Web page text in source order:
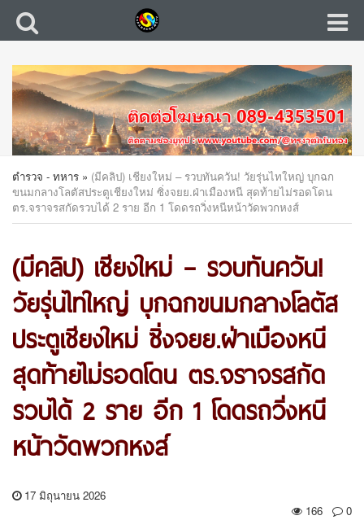
ตำรวจ - ทหาร » (มีคลิป) เชียงใหม่ – รวบทันควัน! วัยรุ่นไทใหญ่ บุกฉก
ขนมกลางโลตัสประตูเชียงใหม่ ซิ่งจยย.ฝ่าเมืองหนี สุดท้ายไม่รอดโดน
ตร.จราจรสกัดรวบได้ 2 ราย อีก 1 โดดรถวิ่งหนีหน้าวัดพวกหงส์
(มีคลิป) เชียงใหม่ – รวบทันควัน!
วัยรุ่นไทใหญ่ บุกฉกขนมกลางโลตัส
ประตูเชียงใหม่ ซิ่งจยย.ฝ่าเมืองหนี
สุดท้ายไม่รอดโดน ตร.จราจรสกัด
รวบได้ 2 ราย อีก 1 โดดรถวิ่งหนี
หน้าวัดพวกหงส์
17 มิถุนายน 2026
166
0